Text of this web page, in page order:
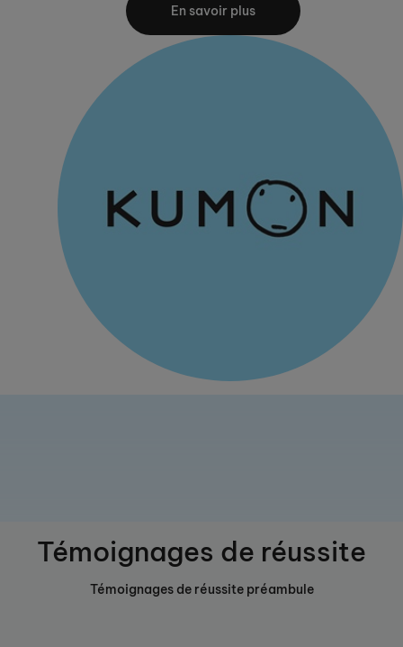
l’intelligence, l’honnêteté et le ciel qui s’étend à travers le
En savoir plus
Témoignages de réussite
Témoignages de réussite préambule